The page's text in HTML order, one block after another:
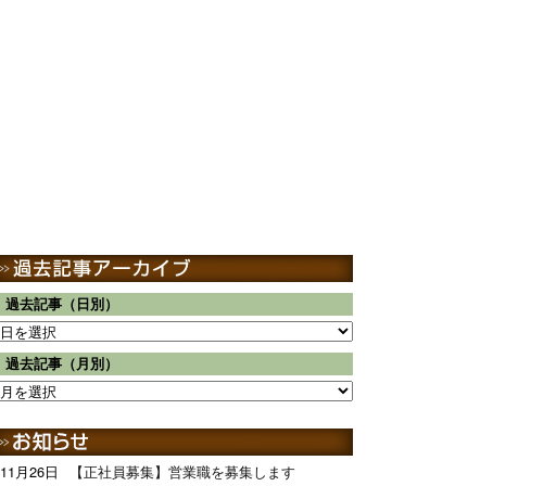
過去記事（日別）
過去記事（月別）
11月26日 【正社員募集】営業職を募集します